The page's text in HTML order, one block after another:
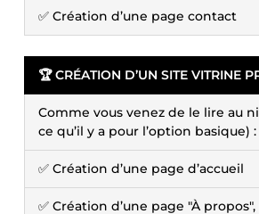
✅ Création d’une page contact
🏆 CRÉATION D’UN SITE VITRINE
Comme vous venez de le lire au
ce qu’il y a pour l’option basique) :
✅ Création d’une page d’accueil
✅ Création d’une page "À